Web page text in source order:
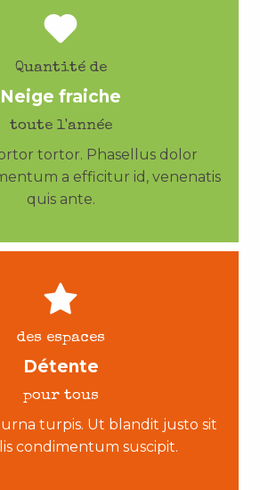
Quantité de
Neige fraiche
toute l'année
tortor. Phasellus dolor
a efficitur id, venenatis
quis ante.
des espaces
Détente
pour tous
turpis. Ut blandit justo sit
condimentum suscipit.